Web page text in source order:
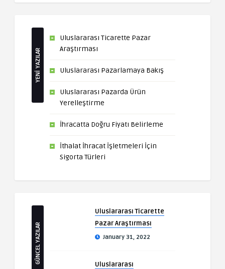
YENİ YAZILAR
Uluslararası Ticarette Pazar
Araştırması
Uluslararası Pazarlamaya Bakış
Uluslararası Pazarda Ürün
Yerelleştirme
İhracatta Doğru Fiyatı Belirleme
İthalat İhracat İşletmeleri İçin
Sigorta Türleri
GÜNCEL YAZILAR
Uluslararası Ticarette
Pazar Araştırması
January 31, 2022
Uluslararası